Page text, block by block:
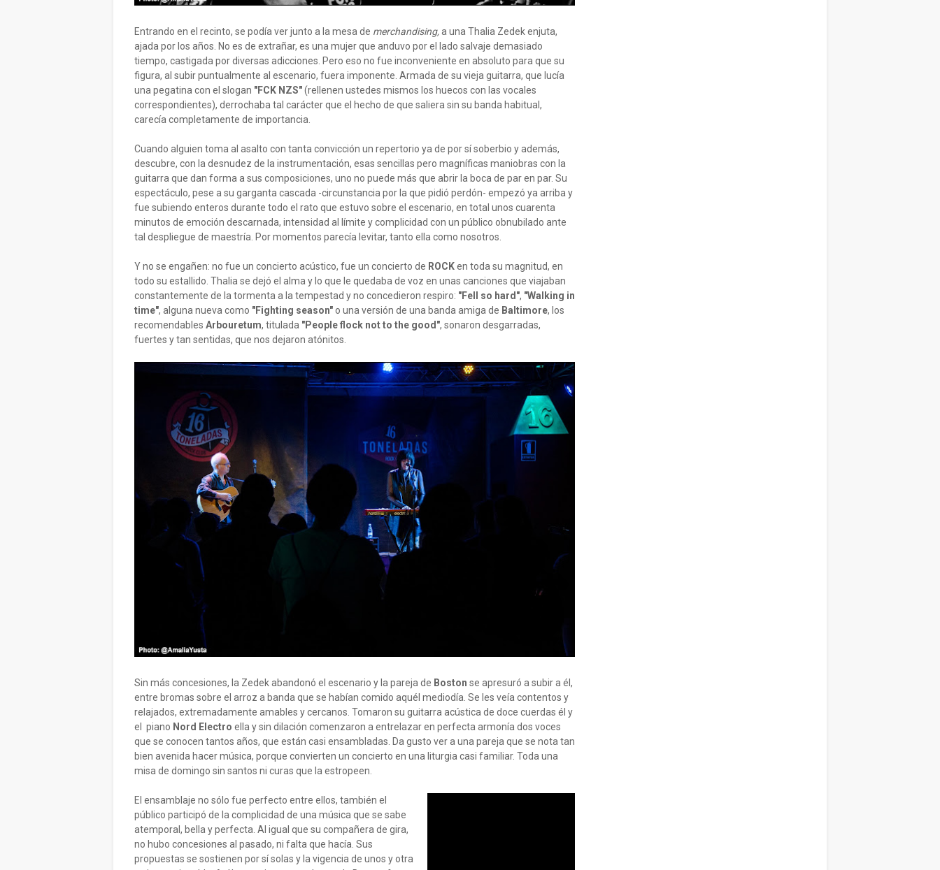
Entrando en el recinto, se podía ver junto a la mesa de merchandising,a una Thalia Zedek enjuta,
ajada por los años. No es de extrañar, es una mujer que anduvo por el lado salvaje demasiado
tiempo, castigada por diversas adicciones. Pero eso no fue inconveniente en absoluto para que su
figura, al subir puntualmente al escenario, fuera imponente. Armada de su vieja guitarra, que lucía
una pegatina con el slogan "FCK NZS"(rellenen ustedes mismos los huecos con las vocales
correspondientes), derrochaba tal carácter que el hecho de que saliera sin su banda habitual,
carecía completamente de importancia.
Cuando alguien toma al asalto con tanta convicción un repertorio ya de por sí soberbio y además,
descubre, con la desnudez de la instrumentación, esas sencillas pero magníficas maniobras con la
guitarra que dan forma a sus composiciones, uno no puede más que abrir la boca de par en par. Su
espectáculo, pese a su garganta cascada -circunstancia por la que pidió perdón- empezó ya arriba y
fue subiendo enteros durante todo el rato que estuvo sobre el escenario, en total unos cuarenta
minutos de emoción descarnada, intensidad al límite y complicidad con un público obnubilado ante
tal despliegue de maestría. Por momentos parecía levitar, tanto ella como nosotros.
Y no se engañen: no fue un concierto acústico, fue un concierto de ROCKen toda su magnitud, en
todo su estallido. Thalia se dejó el alma y lo que le quedaba de voz en unas canciones que viajaban
constantemente de la tormenta a la tempestad y no concedieron respiro: "Fell so hard", "Walking in
time", alguna nueva como "Fighting season"o una versión de una banda amiga de Baltimore, los
recomendables Arbouretum, titulada "People flock not to the good", sonaron desgarradas,
fuertes y tan sentidas, que nos dejaron atónitos.
Sin más concesiones, la Zedek abandonó el escenario y la pareja de Boston se apresuró a subir a él,
entre bromas sobre el arroz a banda que se habían comido aquél mediodía. Se les veía contentos y
relajados, extremadamente amables y cercanos. Tomaron su guitarra acústica de doce cuerdas él y
el piano Nord Electro ella y sin dilación comenzaron a entrelazar en perfecta armonía dos voces
que se conocen tantos años, que están casi ensambladas. Da gusto ver a una pareja que se nota tan
bien avenida hacer música, porque convierten un concierto en una liturgia casi familiar. Toda una
misa de domingo sin santos ni curas que la estropeen.
El ensamblaje no sólo fue perfecto entre ellos, también el
público participó de la complicidad de una música que se sabe
atemporal, bella y perfecta. Al igual que su compañera de gira,
no hubo concesiones al pasado, ni falta que hacía. Sus
propuestas se sostienen por sí solas y la vigencia de unos y otra